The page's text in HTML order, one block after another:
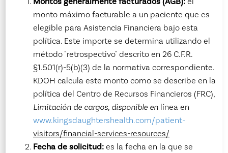
monto máximo facturable a un paciente que es
elegible para Asistencia Financiera bajo esta
política. Este importe se determina utilizando el
método "retrospectivo" descrito en 26 C.F.R.
§1.501(r)-5(b)(3) de la normativa correspondiente.
KDOH calcula este monto como se describe en la
política del Centro de Recursos Financieros (FRC),
Limitación de cargos, disponible en línea en
www.kingsdaughtershealth.com/patient-
visitors/financial-services-resources/
Fecha de solicitud: es la fecha en la que se